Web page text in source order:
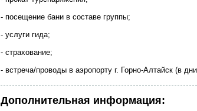
- посещение бани в составе группы;
- услуги гида;
- страхование;
- встреча/проводы в аэропорту г. Горно-Алтайск (в
Дополнительная информация: